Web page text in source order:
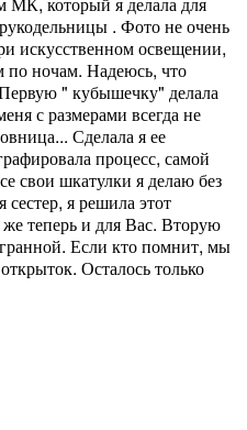
. Фото не очень
искусственном освещении,
по ночам. Надеюсь, что
" кубышечку" делала
с размерами всегда не
Сделала я ее
процесс, самой
свои шкатулки я делаю без
я решила этот
же теперь и для Вас. Вторую
Если кто помнит, мы
Осталось только